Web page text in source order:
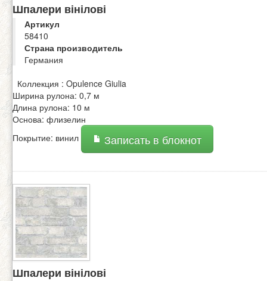
Шпалери вінілові
Артикул
58410
Страна производитель
Германия
Коллекция : Opulence Giulia
Ширина рулона: 0,7 м
Длина рулона: 10 м
Основа: флизелин
Покрытие: винил
Записать в блокнот
Шпалери вінілові